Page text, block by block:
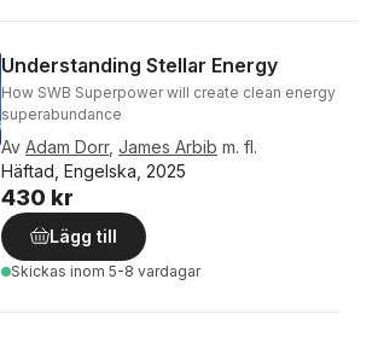
Understanding Stellar Energy
How SWB Superpower will create clean energy
superabundance
Av Adam Dorr, James Arbib m. fl.
Häftad, Engelska, 2025
430 kr
Lägg till
Skickas inom 5-8 vardagar